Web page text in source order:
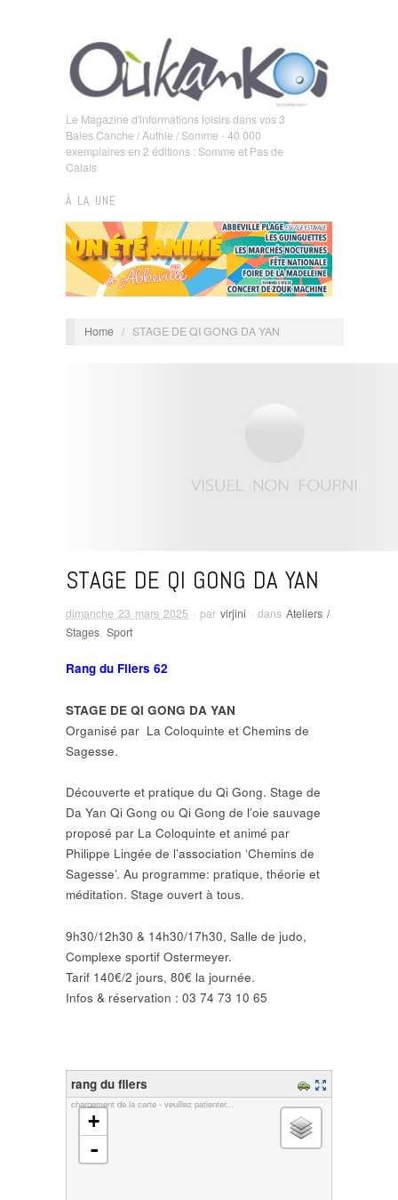
Le Magazine d'informations loisirs dans vos 3
Baies Canche / Authie / Somme - 40 000
exemplaires en 2 éditions : Somme et Pas de
Calais
À LA UNE
Home / STAGE DE QI GONG DA YAN
STAGE DE QI GONG DA YAN
dimanche 23 mars 2025 · par virjini · dans Ateliers /
Stages, Sport
Rang du Fliers 62
STAGE DE QI GONG DA YAN
Organisé par La Coloquinte et Chemins de
Sagesse.
Découverte et pratique du Qi Gong. Stage de
Da Yan Qi Gong ou Qi Gong de l’oie sauvage
proposé par La Coloquinte et animé par
Philippe Lingée de l’association ‘Chemins de
Sagesse’. Au programme: pratique, théorie et
méditation. Stage ouvert à tous.
9h30/12h30 & 14h30/17h30, Salle de judo,
Complexe sportif Ostermeyer.
Tarif 140€/2 jours, 80€ la journée.
Infos & réservation : 03 74 73 10 65
rang du fliers
chargement de la carte - veuillez patienter...
+
-